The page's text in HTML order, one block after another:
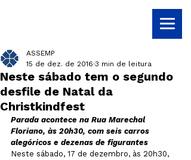
Neste sábado tem o segundo
desfile de Natal da
Christkindfest
ASSEMP
15 de dez. de 2016 3 min de leitura
Parada acontece na Rua Marechal
Floriano, às 20h30, com seis carros
alegóricos e dezenas de figurantes
Neste sábado, 17 de dezembro, às 20h30,